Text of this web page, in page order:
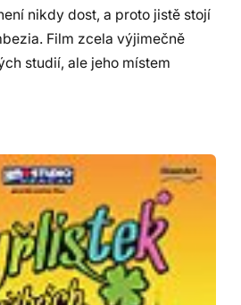
nikdy dost, a proto jistě stojí
Film zcela výjimečně
studií, ale jeho místem